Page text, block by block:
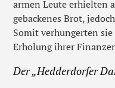
armen Leute erhielten
gebackenes Brot,
Somit verhungerten
Erholung ihrer
Der „Hedderdorfer